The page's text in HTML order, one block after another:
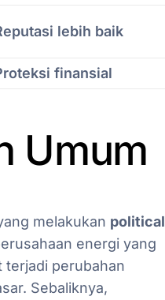
lebih baik
finansial
Umum
melakukan political
energi yang
terjadi perubahan
Sebaliknya,